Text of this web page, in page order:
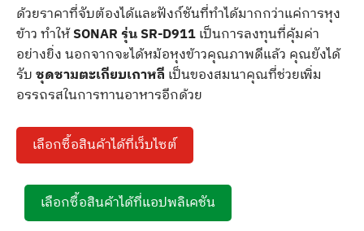
ด้วยราคาที่จับต้องได้และฟังก์ชันที่ทำได้มากกว่าแค่การหุง
ข้าว ทำให้SONAR รุ่น SR-D911เป็นการลงทุนที่คุ้มค่า
อย่างยิ่ง นอกจากจะได้หม้อหุงข้าวคุณภาพดีแล้ว คุณยังได้
รับชุดชามตะเกียบเกาหลี เป็นของสมนาคุณที่ช่วยเพิ่ม
อรรถรสในการทานอาหารอีกด้วย
เลือกซื้อสินค้าได้ที่เว็บไซต์
เลือกซื้อสินค้าได้ที่แอปพลิเคชัน